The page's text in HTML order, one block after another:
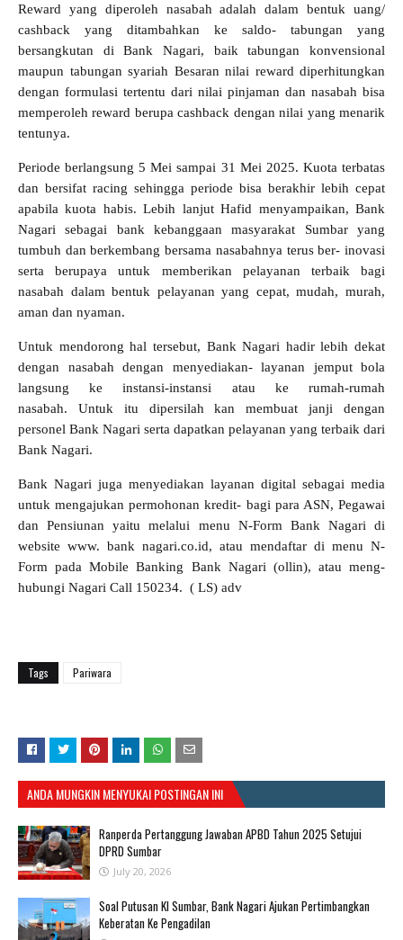
Reward yang diperoleh nasabah adalah dalam bentuk uang/
cashback yang ditambahkan ke saldo- tabungan yang
bersangkutan di Bank Nagari, baik tabungan konvensional
maupun tabungan syariah Besaran nilai reward diperhitungkan
dengan formulasi tertentu dari nilai pinjaman dan nasabah bisa
memperoleh reward berupa cashback dengan nilai yang menarik
tentunya.
Periode berlangsung 5 Mei sampai 31 Mei 2025. Kuota terbatas
dan bersifat racing sehingga periode bisa berakhir lebih cepat
apabila kuota habis. Lebih lanjut Hafid menyampaikan, Bank
Nagari sebagai bank kebanggaan masyarakat Sumbar yang
tumbuh dan berkembang bersama nasabahnya terus ber- inovasi
serta berupaya untuk memberikan pelayanan terbaik bagi
nasabah dalam bentuk pelayanan yang cepat, mudah, murah,
aman dan nyaman.
Untuk mendorong hal tersebut, Bank Nagari hadir lebih dekat
dengan nasabah dengan menyediakan- layanan jemput bola
langsung ke instansi-instansi atau ke rumah-rumah
nasabah. Untuk itu dipersilah kan membuat janji dengan
personel Bank Nagari serta dapatkan pelayanan yang terbaik dari
Bank Nagari.
Bank Nagari juga menyediakan layanan digital sebagai media
untuk mengajukan permohonan kredit- bagi para ASN, Pegawai
dan Pensiunan yaitu melalui menu N-Form Bank Nagari di
website www. bank nagari.co.id, atau mendaftar di menu N-
Form pada Mobile Banking Bank Nagari (ollin), atau meng-
hubungi Nagari Call 150234. ( LS) adv
Tags Pariwara
ANDA MUNGKIN MENYUKAI POSTINGAN INI
Ranperda Pertanggung Jawaban APBD Tahun 2025 Setujui
DPRD Sumbar
July 20, 2026
Soal Putusan KI Sumbar, Bank Nagari Ajukan Pertimbangkan
Keberatan Ke Pengadilan